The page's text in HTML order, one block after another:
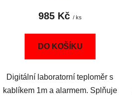
985 Kč / ks
DO KOŠÍKU
Digitální laboratorní teploměr s
kablíkem 1m a alarmem. Splňuje